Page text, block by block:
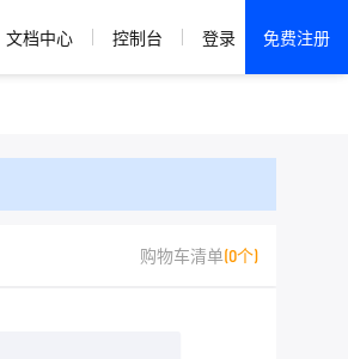
文档中心 控制台 登录 免费注册
购物车清单(0个)